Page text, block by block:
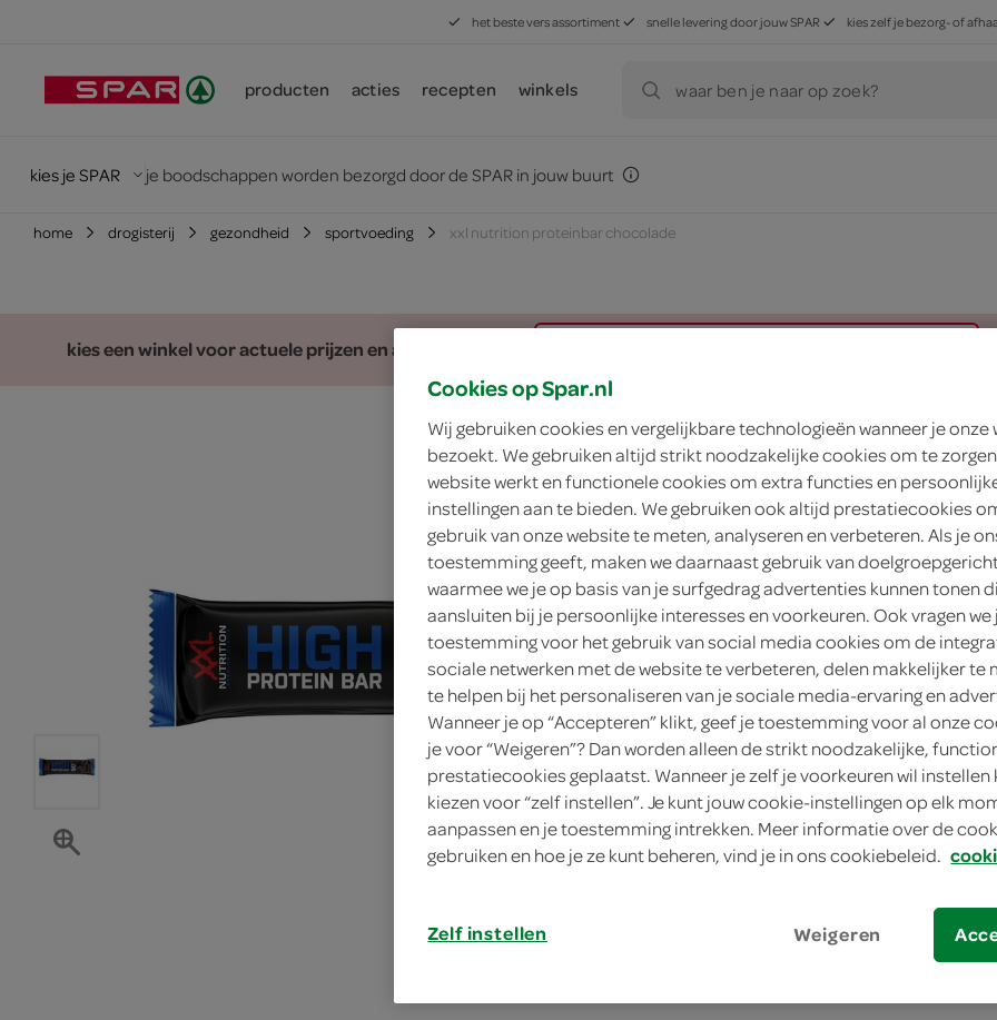
het beste vers assortiment snelle levering door jouw SPAR kies zelf je bezorg- of
producten acties recepten winkels waar ben je naar op zoek?
kies je SPAR je boodschappen worden bezorgd door de SPAR in jouw buurt
home drogisterij gezondheid sportvoeding xxl nutrition proteinbar chocolade
kies een winkel voor actuele prijzen en assortiment
XXL Nutrition
XXL Nutrition
2.
99
50 Gram
in winkelmand
Let op: aanbiedingen zijn niet
verwerkt in de winkelmand.
intense chocoladereep vol eiwit voor
Cookies op Spar.nl
Wij gebruiken cookies en vergelijkbare technologieën wanneer je onze
bezoekt. We gebruiken altijd strikt noodzakelijke cookies om te
website werkt en functionele cookies om extra functies en
instellingen aan te bieden. We gebruiken ook altijd prestatiecookies
gebruik van onze website te meten, analyseren en verbeteren. Als je
toestemming geeft, maken we daarnaast gebruik van
waarmee we je op basis van je surfgedrag advertenties kunnen tonen
aansluiten bij je persoonlijke interesses en voorkeuren. Ook vragen we
toestemming voor het gebruik van social media cookies om de
sociale netwerken met de website te verbeteren, delen makkelijker te
te helpen bij het personaliseren van je sociale media-ervaring en
Wanneer je op “Accepteren” klikt, geef je toestemming voor al onze
je voor “Weigeren”? Dan worden alleen de strikt noodzakelijke,
prestatiecookies geplaatst. Wanneer je zelf je voorkeuren wil instellen
kiezen voor “zelf instellen”. Je kunt jouw cookie-instellingen op elk
aanpassen en je toestemming intrekken. Meer informatie over de
gebruiken en hoe je ze kunt beheren, vind je in ons cookiebeleid.
Zelf instellen Weigeren